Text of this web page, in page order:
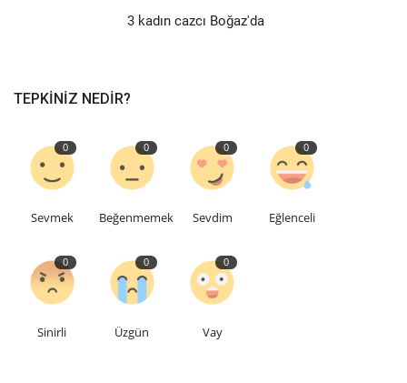
Galeri
İletişim
3 kadın cazcı Boğaz'da
TEPKINIZ NEDIR?
0
Sevmek
0
Beğenmemek
0
Sevdim
0
Eğlenceli
0
Sinirli
0
Üzgün
0
Vay